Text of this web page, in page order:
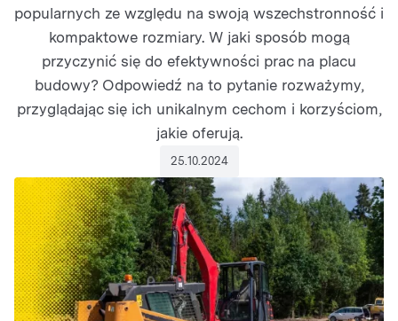
popularnych ze względu na swoją wszechstronność i
kompaktowe rozmiary. W jaki sposób mogą
przyczynić się do efektywności prac na placu
budowy? Odpowiedź na to pytanie rozważymy,
przyglądając się ich unikalnym cechom i korzyściom,
jakie oferują.
25.10.2024